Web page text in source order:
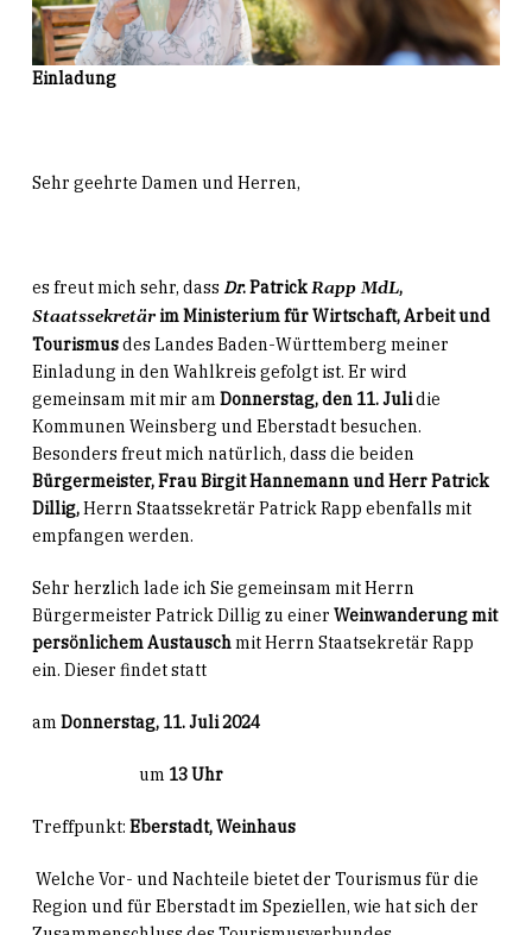
Einladung
Sehr geehrte Damen und Herren,
es freut mich sehr, dass Dr. PatrickRapp MdL,
Staatssekretärim Ministerium für Wirtschaft, Arbeit und
Tourismusdes Landes Baden-Württemberg meiner
Einladung in den Wahlkreis gefolgt ist. Er wird
gemeinsam mit mir am Donnerstag, den 11. Julidie
Kommunen Weinsberg und Eberstadt besuchen.
Besonders freut mich natürlich, dass die beiden
Bürgermeister, Frau Birgit Hannemann und Herr Patrick
Dillig,Herrn Staatssekretär Patrick Rapp ebenfalls mit
empfangen werden.
Sehr herzlich lade ich Sie gemeinsam mit Herrn
Bürgermeister Patrick Dillig zu einer Weinwanderung mit
persönlichem Austauschmit Herrn Staatsekretär Rapp
ein. Dieser findet statt
am Donnerstag, 11. Juli 2024
um 13 Uhr
Treffpunkt: Eberstadt, Weinhaus
Welche Vor- und Nachteile bietet der Tourismus für die
Region und für Eberstadt im Speziellen, wie hat sich der